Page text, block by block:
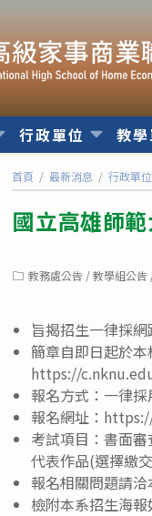
行政單位 教
首頁 / 最新消息 / 行政單
國立高雄師
Post教務處公告 / 教學組公告
旨揭招生一律採
簡章自即日起於
https://
報名方式：一律
報名網址：
考試項目：書面
代表作品(選擇繳
報名相關問題請
檢附本系招生海報